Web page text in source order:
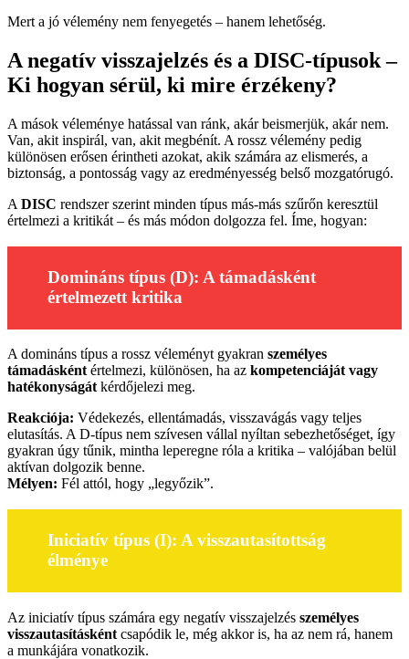
Mert a jó vélemény nem fenyegetés – hanem lehetőség.
A negatív visszajelzés és a DISC-típusok –
Ki hogyan sérül, ki mire érzékeny?
A mások véleménye hatással van ránk, akár beismerjük, akár nem.
Van, akit inspirál, van, akit megbénít. A rossz vélemény pedig
különösen erősen érintheti azokat, akik számára az elismerés, a
biztonság, a pontosság vagy az eredményesség belső mozgatórugó.
A DISC rendszer szerint minden típus más-más szűrőn keresztül
értelmezi a kritikát – és más módon dolgozza fel. Íme, hogyan:
Domináns típus (D): A támadásként
értelmezett kritika
A domináns típus a rossz véleményt gyakran személyes
támadásként értelmezi, különösen, ha az kompetenciáját vagy
hatékonyságát kérdőjelezi meg.
Reakciója: Védekezés, ellentámadás, visszavágás vagy teljes
elutasítás. A D-típus nem szívesen vállal nyíltan sebezhetőséget, így
gyakran úgy tűnik, mintha leperegne róla a kritika – valójában belül
aktívan dolgozik benne.
Mélyen: Fél attól, hogy „legyőzik”.
Iniciatív típus (I): A visszautasítottság
élménye
Az iniciatív típus számára egy negatív visszajelzés személyes
visszautasításként csapódik le, még akkor is, ha az nem rá, hanem
a munkájára vonatkozik.